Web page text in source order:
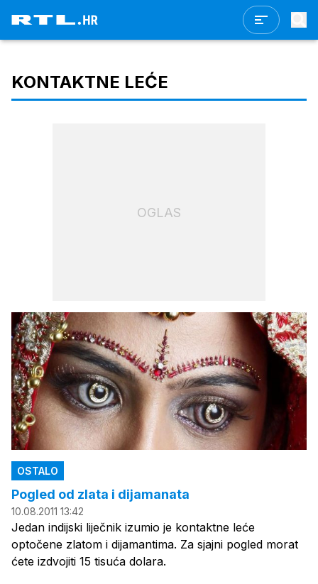
KONTAKTNE LEĆE
OGLAS
OSTALO
Pogled od zlata i dijamanata
10.08.2011 13:42
Jedan indijski liječnik izumio je kontaktne leće
optočene zlatom i dijamantima. Za sjajni pogled morat
ćete izdvojiti 15 tisuća dolara.